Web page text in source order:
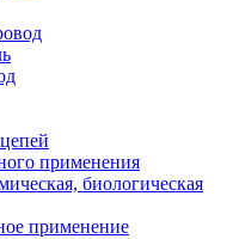
применения
биологическая
применение